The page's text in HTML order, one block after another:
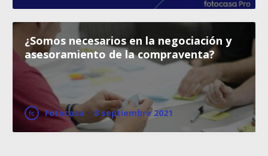
¿Somos necesarios en la negociación y
asesoramiento de la compraventa?
Fotocasa · 8 septiembre 2021